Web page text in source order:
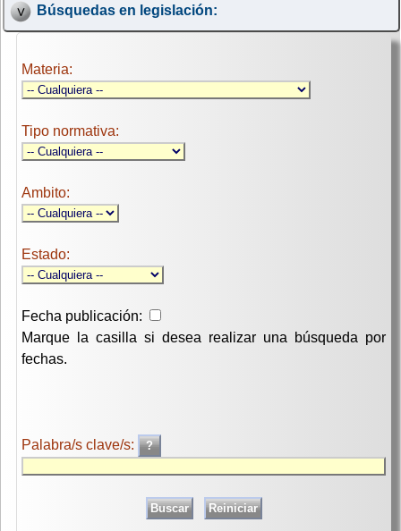
Búsquedas en legislación:
Materia:
Tipo normativa:
Ambito:
Estado:
Fecha publicación:
Marque la casilla si desea realizar una búsqueda por
fechas.
Palabra/s clave/s: